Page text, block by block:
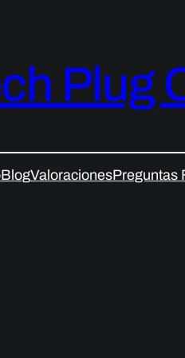
Plug
BlogValoracionesPreguntas